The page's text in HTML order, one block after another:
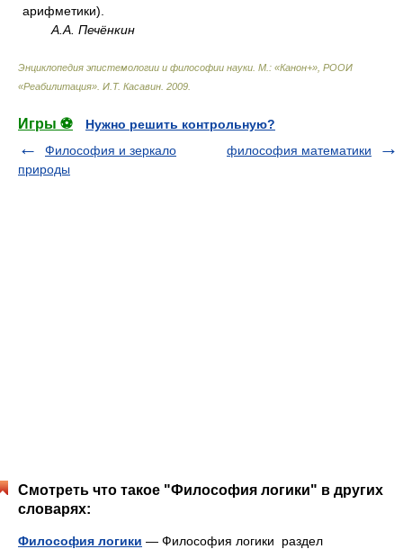
арифметики).
А.А. Печёнкин
Энциклопедия эпистемологии и философии науки. М.: «Канон+», РООИ
«Реабилитация» И.Т. Касавин 2009
Игры ⚽
Нужно решить контрольную?
Философия и зеркало
природы
философия математики
Смотреть что такое "Философия логики" в других
словарях:
Философия логики — Философия логики раздел